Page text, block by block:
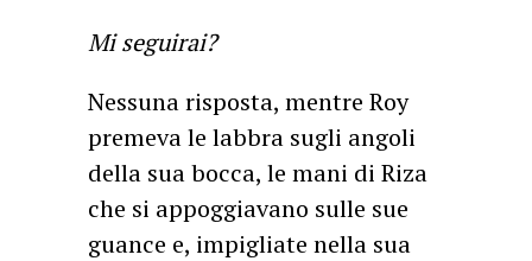
Mi seguirai?
Nessuna risposta, mentre Roy
premeva le labbra sugli angoli
della sua bocca, le mani di Riza
che si appoggiavano sulle sue
guance e, impigliate nella sua